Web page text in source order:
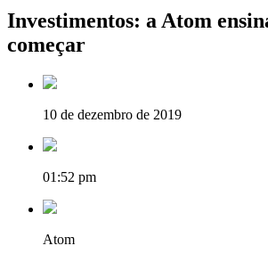
Investimentos: a Atom
começar
10 de dezembro de 2019
01:52 pm
Atom